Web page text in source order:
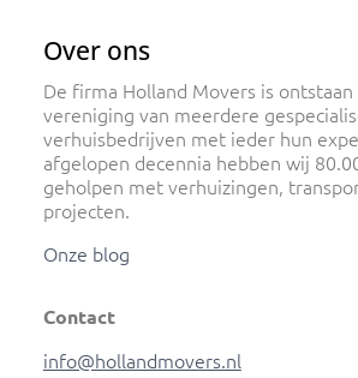
Over ons
De firma Holland Movers is
vereniging van meerdere
verhuisbedrijven met ieder hun
afgelopen decennia hebben wij
geholpen met verhuizingen,
projecten.
Onze blog
Contact
info@hollandmovers.nl